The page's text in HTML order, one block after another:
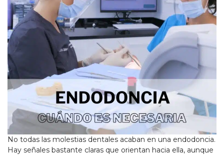
No todas las molestias dentales acaban en una endodoncia.
Hay señales bastante claras que orientan hacia ella, aunque